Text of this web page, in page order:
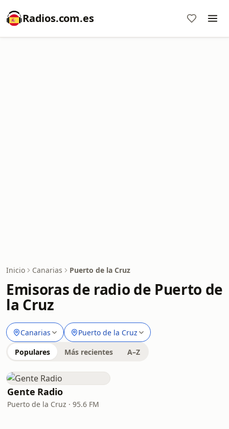
Radios.com.es
Inicio Canarias Puerto de la Cruz
Emisoras de radio de Puerto de
la Cruz
Canarias Puerto de la Cruz
Populares Más recientes A–Z
Gente Radio
Puerto de la Cruz · 95.6 FM